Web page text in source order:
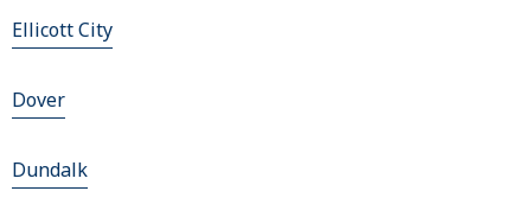
Ellicott City
Dover
Dundalk